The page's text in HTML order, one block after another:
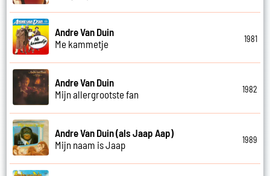
Andre Van Duin
Me kammetje
1981
Andre Van Duin
Mijn allergrootste fan
1982
Andre Van Duin (als Jaap Aap)
Mijn naam is Jaap
1989